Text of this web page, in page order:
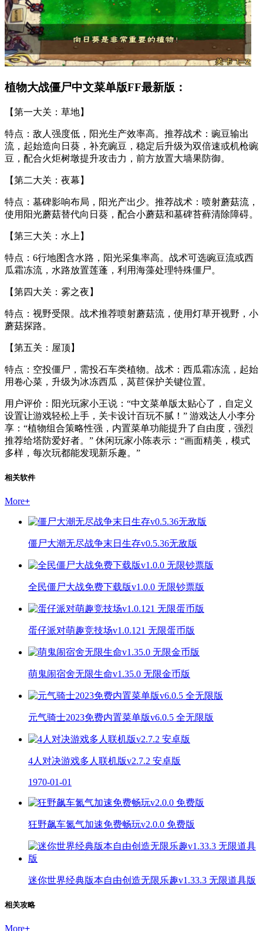
植物大战僵尸中文菜单版FF最新版：
【第一大关：草地】
特点：敌人强度低，阳光生产效率高。推荐战术：豌豆输出
流，起始造向日葵，补充豌豆，稳定后升级为双倍速或机枪豌
豆，配合火炬树墩提升攻击力，前方放置大墙果防御。
【第二大关：夜幕】
特点：墓碑影响布局，阳光产出少。推荐战术：喷射蘑菇流，
使用阳光蘑菇替代向日葵，配合小蘑菇和墓碑苔藓清除障碍。
【第三大关：水上】
特点：6行地图含水路，阳光采集率高。战术可选豌豆流或西
瓜霜冻流，水路放置莲蓬，利用海藻处理特殊僵尸。
【第四大关：雾之夜】
特点：视野受限。战术推荐喷射蘑菇流，使用灯草开视野，小
蘑菇探路。
【第五关：屋顶】
特点：空投僵尸，需投石车类植物。战术：西瓜霜冻流，起始
用卷心菜，升级为冰冻西瓜，莴苣保护关键位置。
用户评价：阳光玩家小王说：“中文菜单版太贴心了，自定义
设置让游戏轻松上手，关卡设计百玩不腻！” 游戏达人小李分
享：“植物组合策略性强，内置菜单功能提升了自由度，强烈
推荐给塔防爱好者。” 休闲玩家小陈表示：“画面精美，模式
多样，每次玩都能发现新乐趣。”
相关软件
More+
僵尸大潮无尽战争末日生存v0.5.36无敌版
全民僵尸大战免费下载版v1.0.0 无限钞票版
蛋仔派对萌趣竞技场v1.0.121 无限蛋币版
萌鬼闹宿舍无限生命v1.35.0 无限金币版
元气骑士2023免费内置菜单版v6.0.5 全无限版
4人对决游戏多人联机版v2.7.2 安卓版
1970-01-01
狂野飙车氮气加速免费畅玩v2.0.0 免费版
迷你世界经典版本自由创造无限乐趣v1.33.3 无限道具版
相关攻略
More+